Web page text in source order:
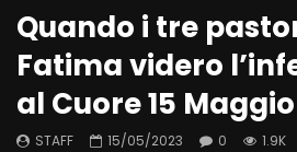
Quando i tre
Fatima videro
al Cuore 15
STAFF 15/05/2023 0 1.9K